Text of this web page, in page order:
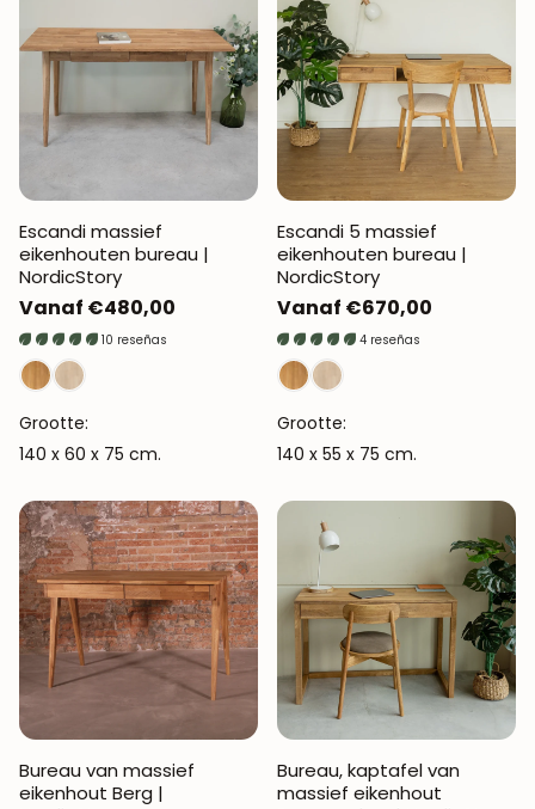
Escandi massief
eikenhouten bureau |
NordicStory
Normale
prijs
Vanaf €480,00
10 reseñas
Grootte:
140 x 60 x 75 cm.
Escandi 5 massief
eikenhouten bureau |
NordicStory
Normale
prijs
Vanaf €670,00
4 reseñas
Grootte:
140 x 55 x 75 cm.
Bureau van massief
eikenhout Berg |
Bureau, kaptafel van
massief eikenhout